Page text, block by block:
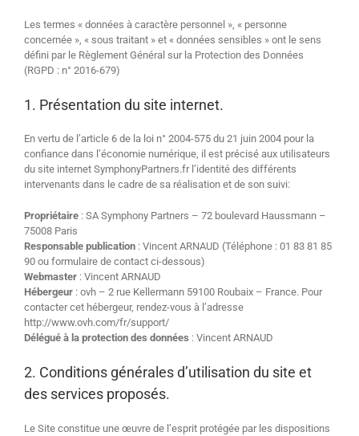
Les termes « données à caractère personnel », « personne
concernée », « sous traitant » et « données sensibles » ont le sens
défini par le Règlement Général sur la Protection des Données
(RGPD : n° 2016-679)
1. Présentation du site internet.
En vertu de l’article 6 de la loi n° 2004-575 du 21 juin 2004 pour la
confiance dans l’économie numérique, il est précisé aux utilisateurs
du site internet SymphonyPartners.fr l’identité des différents
intervenants dans le cadre de sa réalisation et de son suivi:
Propriétaire : SA Symphony Partners – 72 boulevard Haussmann –
75008 Paris
Responsable publication : Vincent ARNAUD (Téléphone : 01 83 81 85
90 ou formulaire de contact ci-dessous)
Webmaster : Vincent ARNAUD
Hébergeur : ovh – 2 rue Kellermann 59100 Roubaix – France. Pour
contacter cet hébergeur, rendez-vous à l’adresse
http://www.ovh.com/fr/support/
Délégué à la protection des données : Vincent ARNAUD
2. Conditions générales d’utilisation du site et
des services proposés.
Le Site constitue une œuvre de l’esprit protégée par les dispositions